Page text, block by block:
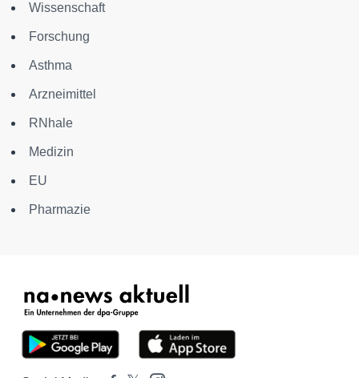
Wissenschaft
Forschung
Asthma
Arzneimittel
RNhale
Medizin
EU
Pharmazie